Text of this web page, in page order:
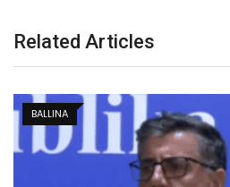
Related Articles
KOSOVË